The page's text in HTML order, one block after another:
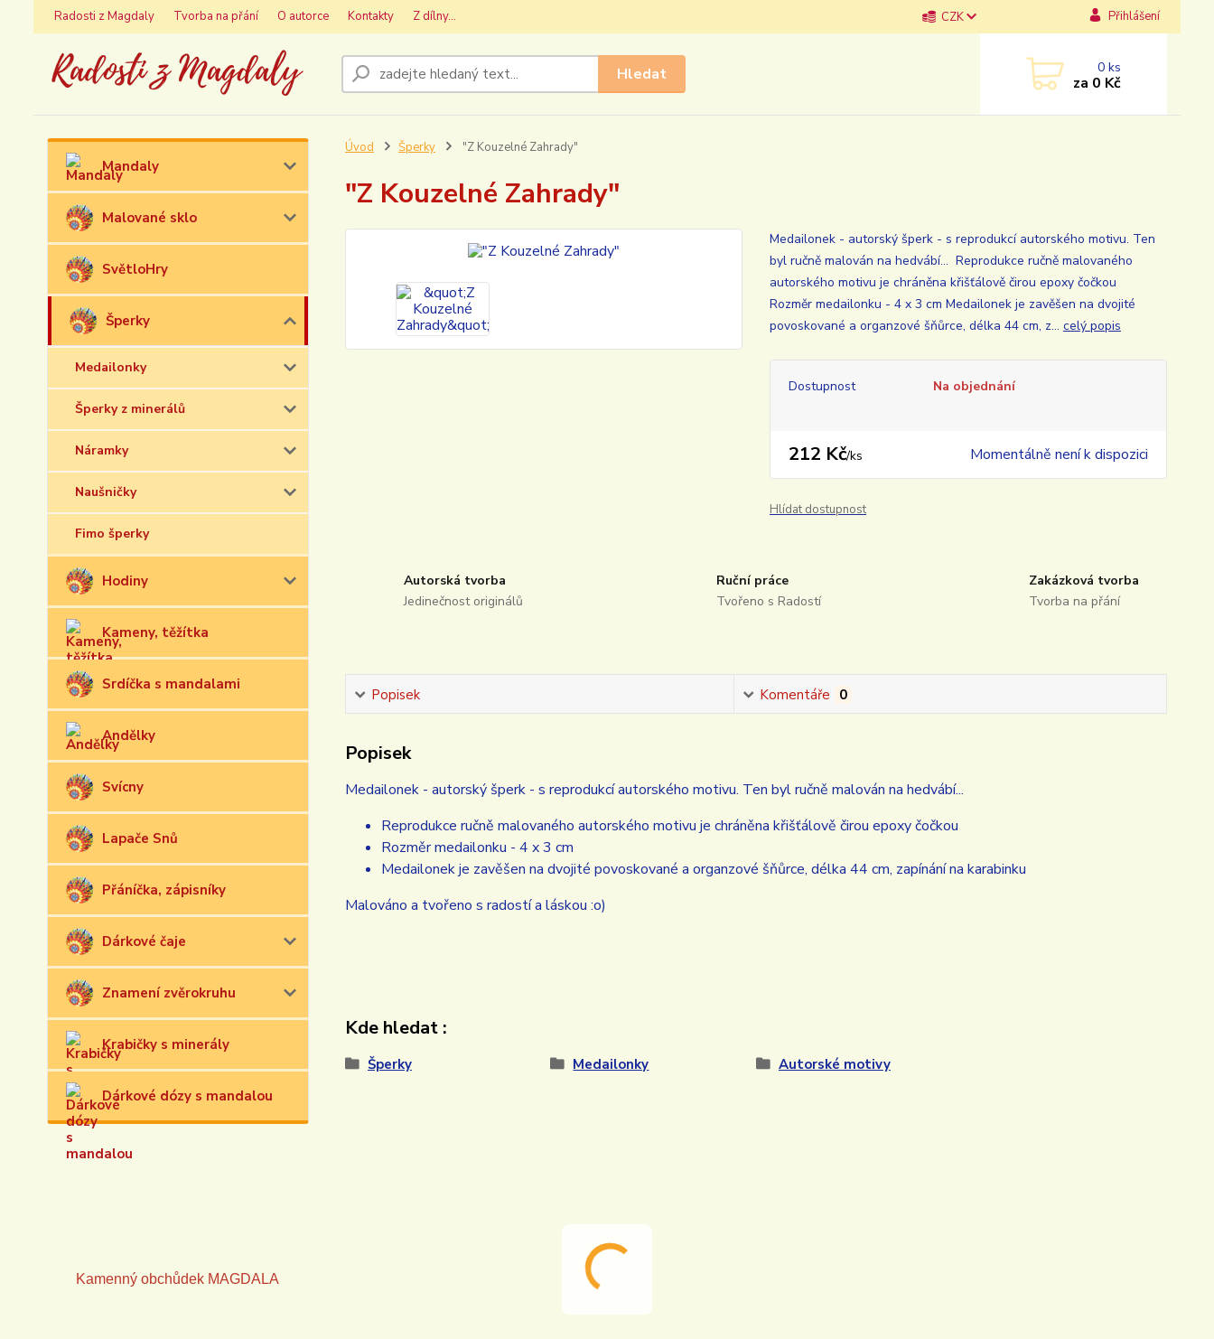
Radosti z Magdaly Tvorba na přání O autorce Kontakty Z dílny... CZK Přihlášení
Hledat 0ks
za 0 Kč
Mandaly
Malované sklo
SvětloHry
Šperky
Medailonky
Šperky z minerálů
Náramky
Naušničky
Fimo šperky
Hodiny
Kameny, těžítka
Srdíčka s mandalami
Andělky
Svícny
Lapače Snů
Přáníčka, zápisníky
Dárkové čaje
Znamení zvěrokruhu
Krabičky s minerály
Dárkové dózy s mandalou
Kamenný obchůdek MAGDALA
Úvod Šperky "Z Kouzelné Zahrady"
"Z Kouzelné Zahrady"
Medailonek - autorský šperk - s reprodukcí autorského motivu. Ten
byl ručně malován na hedvábí... Reprodukce ručně malovaného
autorského motivu je chráněna křišťálově čirou epoxy čočkou
Rozměr medailonku - 4 x 3 cm Medailonek je zavěšen na dvojité
povoskované a organzové šňůrce, délka 44 cm, z... celý popis
Dostupnost Na objednání
212 Kč/ks Momentálně není k dispozici
Hlídat dostupnost
Autorská tvorba
Jedinečnost originálů
Ruční práce
Tvořeno s Radostí
Zakázková tvorba
Tvorba na přání
Popisek Komentáře 0
Popisek
Medailonek - autorský šperk - s reprodukcí autorského motivu. Ten byl ručně malován na hedvábí...
Reprodukce ručně malovaného autorského motivu je chráněna křišťálově čirou epoxy čočkou
Rozměr medailonku - 4 x 3 cm
Medailonek je zavěšen na dvojité povoskované a organzové šňůrce, délka 44 cm, zapínání na karabinku
Malováno a tvořeno s radostí a láskou :o)
Kde hledat :
Šperky Medailonky Autorské motivy